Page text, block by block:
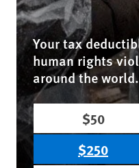
Your tax
human rights
around the world.
$50
$250